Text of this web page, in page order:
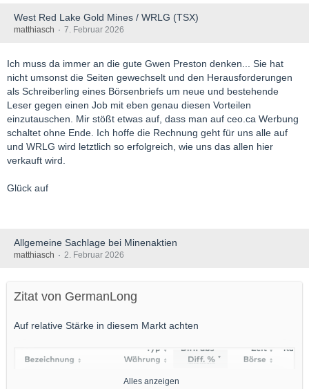
West Red Lake Gold Mines / WRLG (TSX)
matthiasch 7. Februar 2026
Ich muss da immer an die gute Gwen Preston denken... Sie hat
nicht umsonst die Seiten gewechselt und den Herausforderungen
als Schreiberling eines Börsenbriefs um neue und bestehende
Leser gegen einen Job mit eben genau diesen Vorteilen
einzutauschen. Mir stößt etwas auf, dass man auf ceo.ca Werbung
schaltet ohne Ende. Ich hoffe die Rechnung geht für uns alle auf
und WRLG wird letztlich so erfolgreich, wie uns das allen hier
verkauft wird.
Glück auf
Allgemeine Sachlage bei Minenaktien
matthiasch 2. Februar 2026
Zitat von GermanLong
Auf relative Stärke in diesem Markt achten
Alles anzeigen